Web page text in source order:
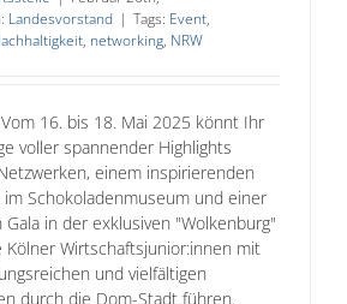
Landesvorstand | Tags: Event,
, networking, NRW
16. bis 18. Mai 2025 könnt Ihr
voller spannender Highlights
einem inspirierenden
Schokoladenmuseum und einer
in der exklusiven "Wolkenburg"
Kölner Wirtschaftsjunior:innen mit
und vielfältigen
durch die Dom-Stadt führen.